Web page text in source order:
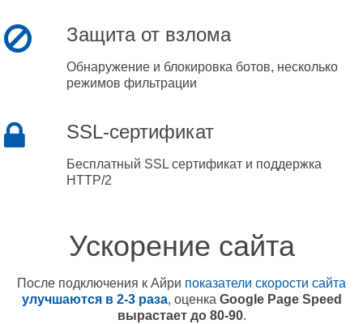
Защита от взлома
Обнаружение и блокировка ботов, несколько
режимов фильтрации
SSL-сертификат
Бесплатный SSL сертификат и поддержка
HTTP/2
Ускорение сайта
После подключения к Айри показатели скорости сайта
улучшаются в 2-3 раза, оценка Google Page Speed
вырастает до 80-90.